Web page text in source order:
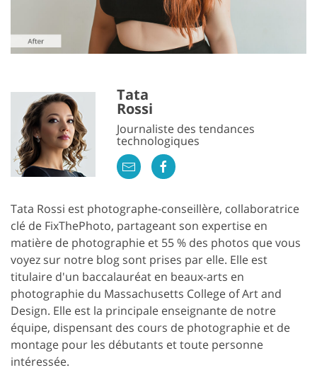
Tata
Rossi
Journaliste des tendances
technologiques
Tata Rossi est photographe-conseillère, collaboratrice
clé de FixThePhoto, partageant son expertise en
matière de photographie et 55 % des photos que vous
voyez sur notre blog sont prises par elle. Elle est
titulaire d'un baccalauréat en beaux-arts en
photographie du Massachusetts College of Art and
Design. Elle est la principale enseignante de notre
équipe, dispensant des cours de photographie et de
montage pour les débutants et toute personne
intéressée.